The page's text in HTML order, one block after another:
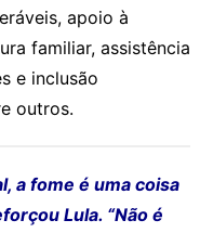
apoio à
familiar, assistência
e inclusão
outros.
a fome é uma coisa
Lula. “Não é